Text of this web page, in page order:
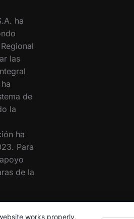
ha
las
de
la
ha
Para
de la
works properly,